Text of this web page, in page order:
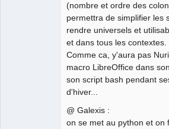
(nombre et ordre des
permettra de simplifier les
rendre universels et
et dans tous les contextes.
Comme ca, y'aura pas
macro LibreOffice dans
son script bash pendant
d'hiver...
@ Galexis :
on se met au python et on